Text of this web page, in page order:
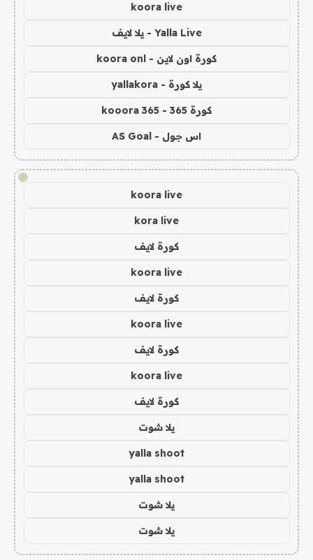
koora live
Yalla Live - يلا لايف
كورة اون لاين - koora onl
يلا كورة - yallakora
كورة 365 - kooora 365
اس جول - AS Goal
!
koora live
kora live
كورة لايف
koora live
كورة لايف
koora live
كورة لايف
koora live
كورة لايف
يلا شوت
yalla shoot
yalla shoot
يلا شوت
يلا شوت